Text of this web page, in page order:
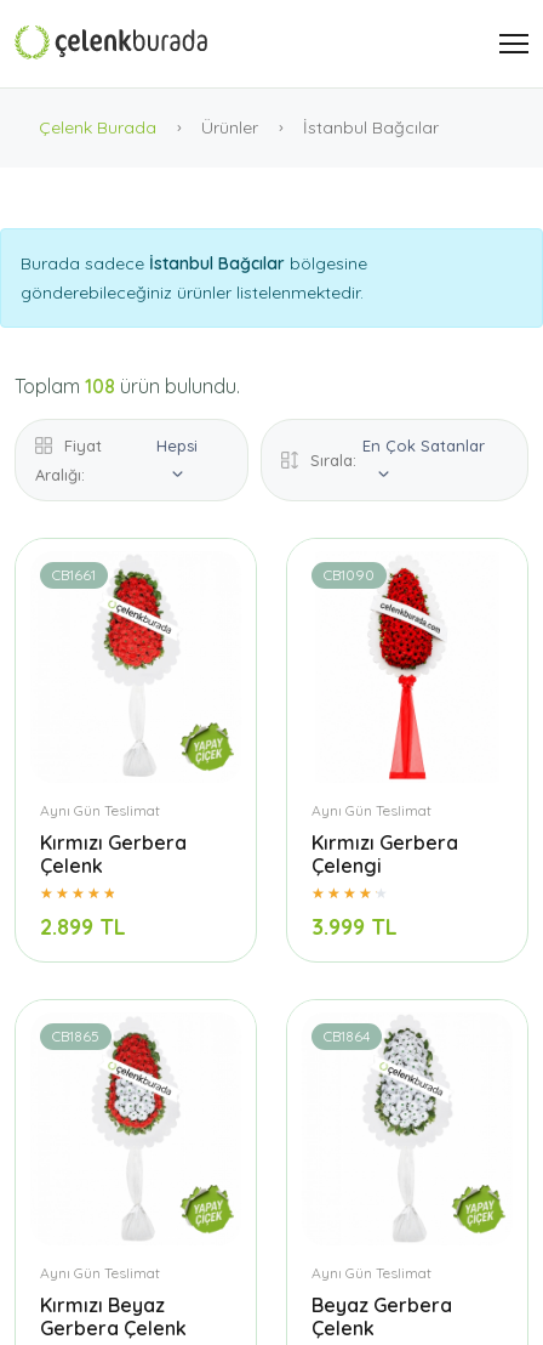
Çelenk Burada Ürünler İstanbul Bağcılar
Burada sadece İstanbul Bağcılar bölgesine
gönderebileceğiniz ürünler listelenmektedir.
Toplam 108 ürün bulundu.
Fiyat
Aralığı:
Hepsi
Sırala:
En Çok Satanlar
CB1661
Aynı Gün Teslimat
Kırmızı Gerbera
Çelenk
2.899 TL
CB1090
Aynı Gün Teslimat
Kırmızı Gerbera
Çelengi
3.999 TL
CB1865
Aynı Gün Teslimat
Kırmızı Beyaz
Gerbera Çelenk
CB1864
Aynı Gün Teslimat
Beyaz Gerbera
Çelenk